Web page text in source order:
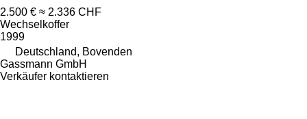
2.500 € ≈ 2.336 CHF
Wechselkoffer
1999
Deutschland, Bovenden
Gassmann GmbH
Verkäufer kontaktieren